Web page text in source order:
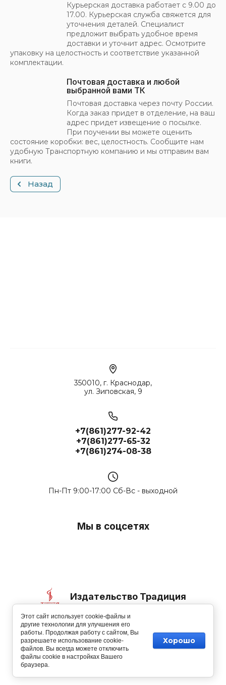
Курьерская доставка работает с 9.00 до
17.00. Курьерская служба свяжется для
уточнения деталей. Специалист
предложит выбрать удобное время
доставки и уточнит адрес. Осмотрите
упаковку на целостность и соответствие указанной
комплектации.
Почтовая доставка и любой
выбранной вами ТК
Почтовая доставка через почту России.
Когда заказ придет в отделение, на ваш
адрес придет извещение о посылке.
При поучении вы можете оценить
состояние коробки: вес, целостность. Сообщите нам
удобную Транспортную компанию и мы отправим вам
книги.
Назад
Издательство Традиция
© 2006-2026
350010, г. Краснодар,
ул. Зиповская, 9
+7(861)277-92-42
+7(861)277-65-32
+7(861)274-08-38
Пн-Пт 9:00-17:00 Сб-Вс - выходной
Мы в соцсетях
Изготовление сайтов
Этот сайт использует cookie-файлы и
другие технологии для улучшения его
работы. Продолжая работу с сайтом, Вы
разрешаете использование cookie-
файлов. Вы всегда можете отключить
файлы cookie в настройках Вашего
браузера.
Хорошо